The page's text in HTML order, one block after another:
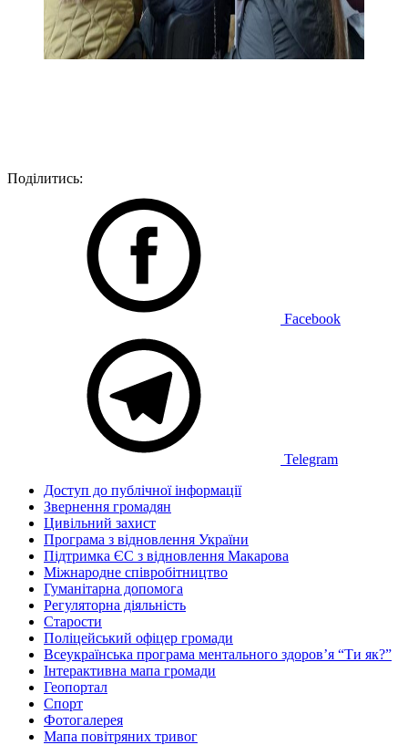
Поділитись:
Facebook
Telegram
Доступ до публічної інформації
Звернення громадян
Цивільний захист
Програма з відновлення України
Підтримка ЄС з відновлення Макарова
Міжнародне співробітництво
Гуманітарна допомога
Регуляторна діяльність
Старости
Поліцейський офіцер громади
Всеукраїнська програма ментального здоров’я “Ти як?”
Інтерактивна мапа громади
Геопортал
Спорт
Фотогалерея
Мапа повітряних тривог